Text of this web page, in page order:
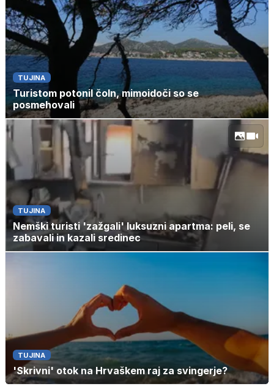
TUJINA
Turistom potonil čoln, mimoidoči so se
posmehovali
TUJINA
Nemški turisti 'zažgali' luksuzni apartma: peli, se
zabavali in kazali sredinec
TUJINA
'Skrivni' otok na Hrvaškem raj za svingerje?